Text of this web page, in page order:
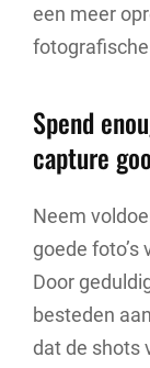
een meer
Spend
capture
Neem
goede
Door
besteden
dat de shots